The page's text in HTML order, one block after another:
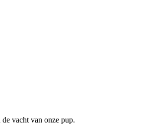
vacht van onze pup.